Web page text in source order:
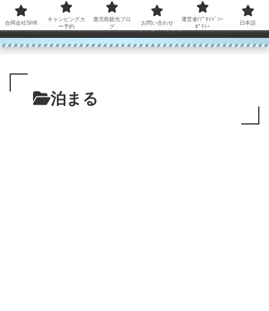
コンテンツへスキップ
鹿児島から世界に笑顔を広げます！
泊まる
合同会社SHK
キャンピングカ
ー予約
鹿児島観光ブロ
グ
お問い合わせ
運営者/ﾌﾟﾗｲﾊﾞｼｰ
ﾎﾟﾘｼｰ
日本語